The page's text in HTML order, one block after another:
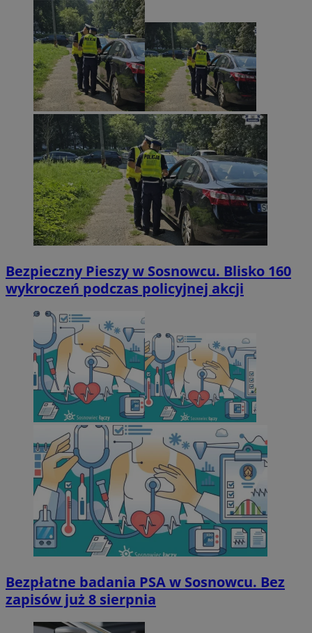
Bezpieczny Pieszy w Sosnowcu. Blisko 160
wykroczeń podczas policyjnej akcji
Bezpłatne badania PSA w Sosnowcu. Bez
zapisów już 8 sierpnia